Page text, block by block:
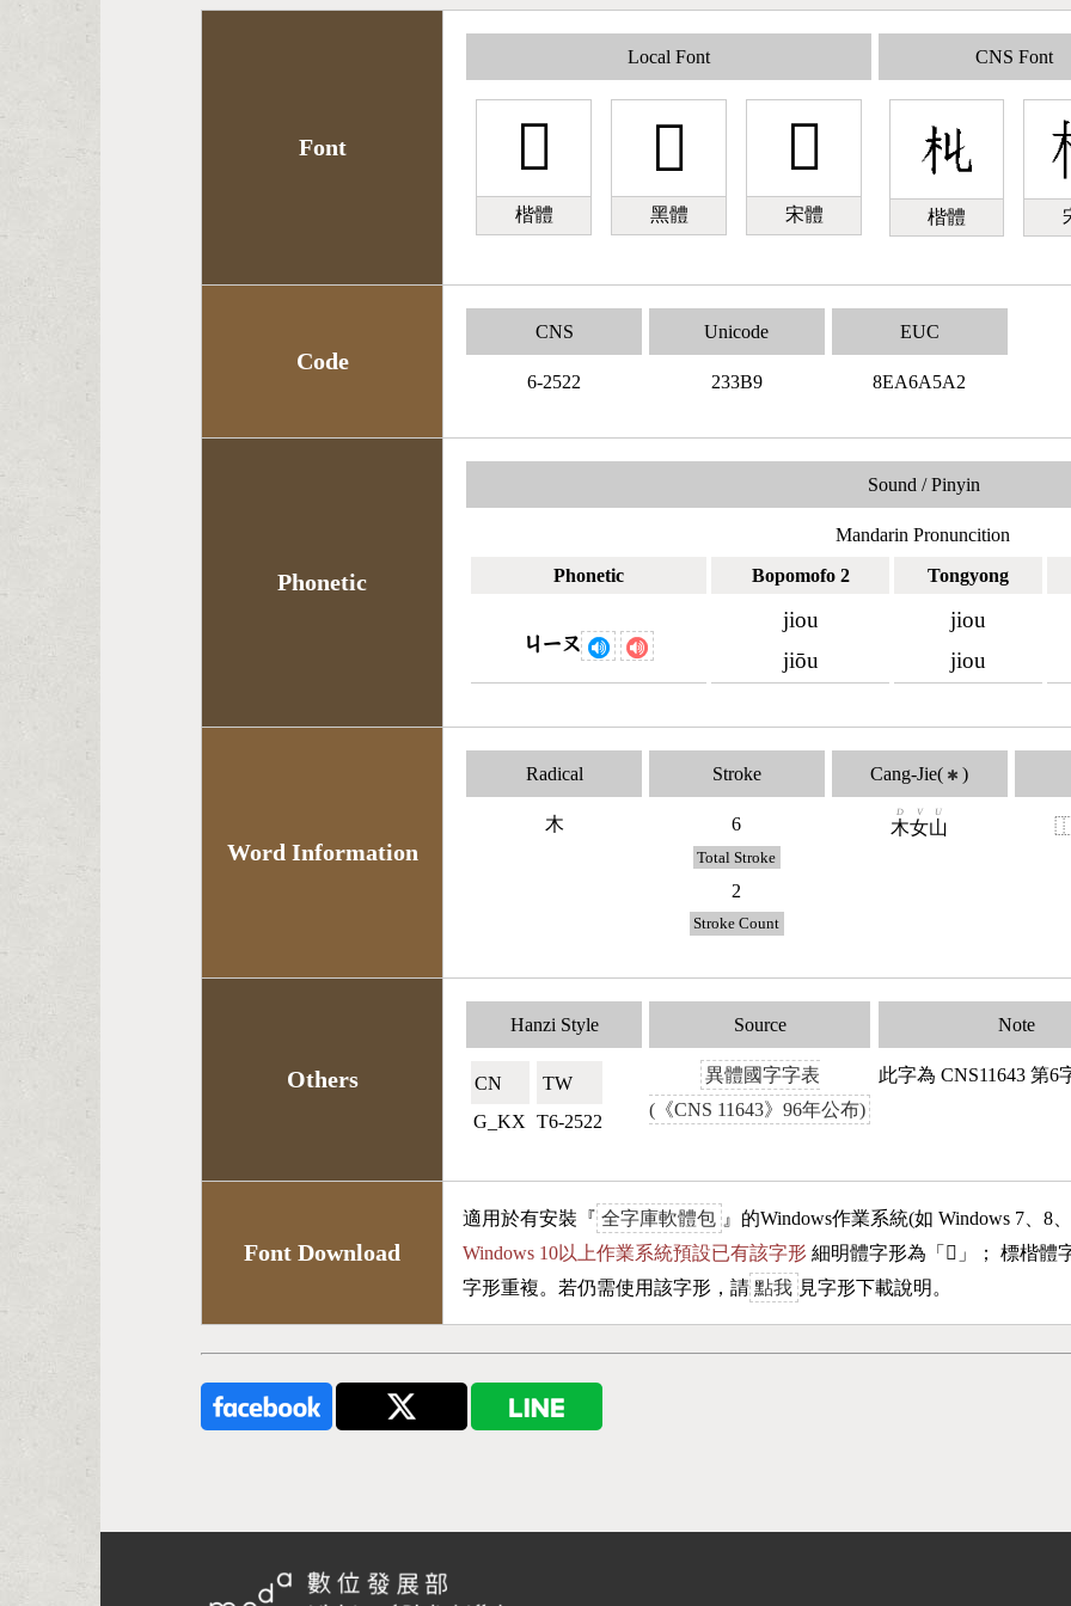
Font
Local Font
𣎹
楷體
𣎹
黑體
𣎹
宋體
CNS Font
楷體
Code
CNS
6-2522
Unicode
233B9
EUC
8EA6A5A2
Phonetic
Sound / Pinyin
Mandarin Pronuncition
Phonetic
Bopomofo 2 Tongyong
ㄐㄧㄡ
jiou
jiōu
jiou
jiou
Word Information
Radical
木
Stroke
6
Total Stroke
2
Stroke Count
Cang-Jie( ✱ )
木
D
女
V
山
U
Others
Hanzi Style
CN🇨🇳
G_KX
TW🇹🇼
T6-2522
Source
異體國字字表
(《CNS 11643》96年公布)
Note
此字為 CNS11643 第6
Font Download
適用於有安裝『 全字庫軟體包 』的Windows作業系統(如 Windows 7、8
Windows 10以上作業系統預設已有該字形 細明體字形為「 𣎹 」； 標楷體
字形重複。若仍需使用該字形，請 點我 見字形下載說明。